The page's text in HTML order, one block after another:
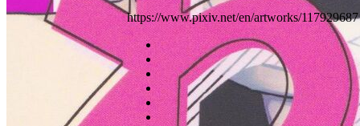
https://www.pixiv.net/en/artworks/117929687